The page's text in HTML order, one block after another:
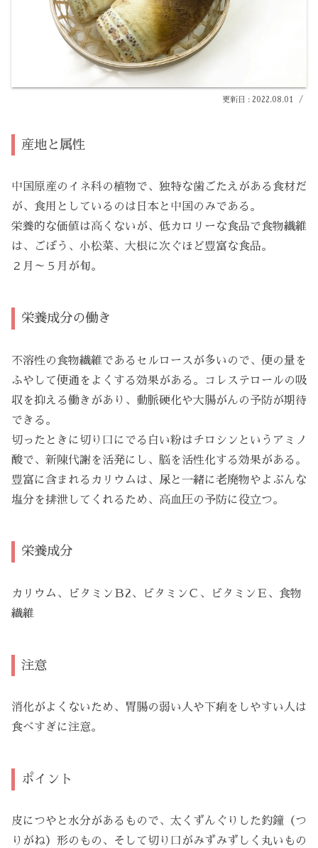
2022.08.01
産地と属性
中国原産のイネ科の植物で、独特な歯ごたえがある食材だ
が、食用としているのは日本と中国のみである。
栄養的な価値は高くないが、低カロリーな食品で食物繊維
は、ごぼう、小松菜、大根に次ぐほど豊富な食品。
２月～５月が旬。
栄養成分の働き
不溶性の食物繊維であるセルロースが多いので、便の量を
ふやして便通をよくする効果がある。コレステロールの吸
収を抑える働きがあり、動脈硬化や大腸がんの予防が期待
できる。
切ったときに切り口にでる白い粉はチロシンというアミノ
酸で、新陳代謝を活発にし、脳を活性化する効果がある。
豊富に含まれるカリウムは、尿と一緒に老廃物やよぶんな
塩分を排泄してくれるため、高血圧の予防に役立つ。
栄養成分
カリウム、ビタミンＢ2、ビタミンＣ、ビタミンＥ、食物
繊維
注意
消化がよくないため、胃腸の弱い人や下痢をしやすい人は
食べすぎに注意。
ポイント
皮につやと水分があるもので、太くずんぐりした釣鐘（つ
りがね）形のもの、そして切り口がみずみずしく丸いもの